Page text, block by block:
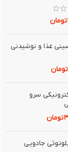
تومان
غذا و نوشيدني
تومان
سرو
تومان
جادويی